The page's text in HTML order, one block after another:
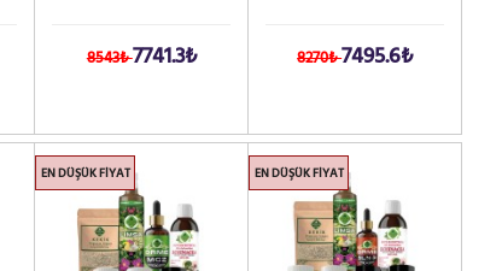
8543₺7741.3₺ 8270₺7495.6₺
EN DÜŞÜK FIYAT EN DÜŞÜK FIYAT